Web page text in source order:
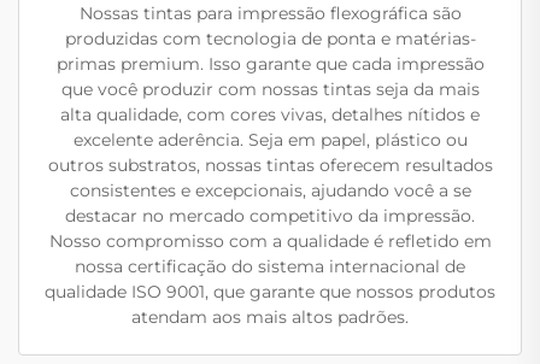
Nossas tintas para impressão flexográfica são
produzidas com tecnologia de ponta e matérias-
primas premium. Isso garante que cada impressão
que você produzir com nossas tintas seja da mais
alta qualidade, com cores vivas, detalhes nítidos e
excelente aderência. Seja em papel, plástico ou
outros substratos, nossas tintas oferecem resultados
consistentes e excepcionais, ajudando você a se
destacar no mercado competitivo da impressão.
Nosso compromisso com a qualidade é refletido em
nossa certificação do sistema internacional de
qualidade ISO 9001, que garante que nossos produtos
atendam aos mais altos padrões.